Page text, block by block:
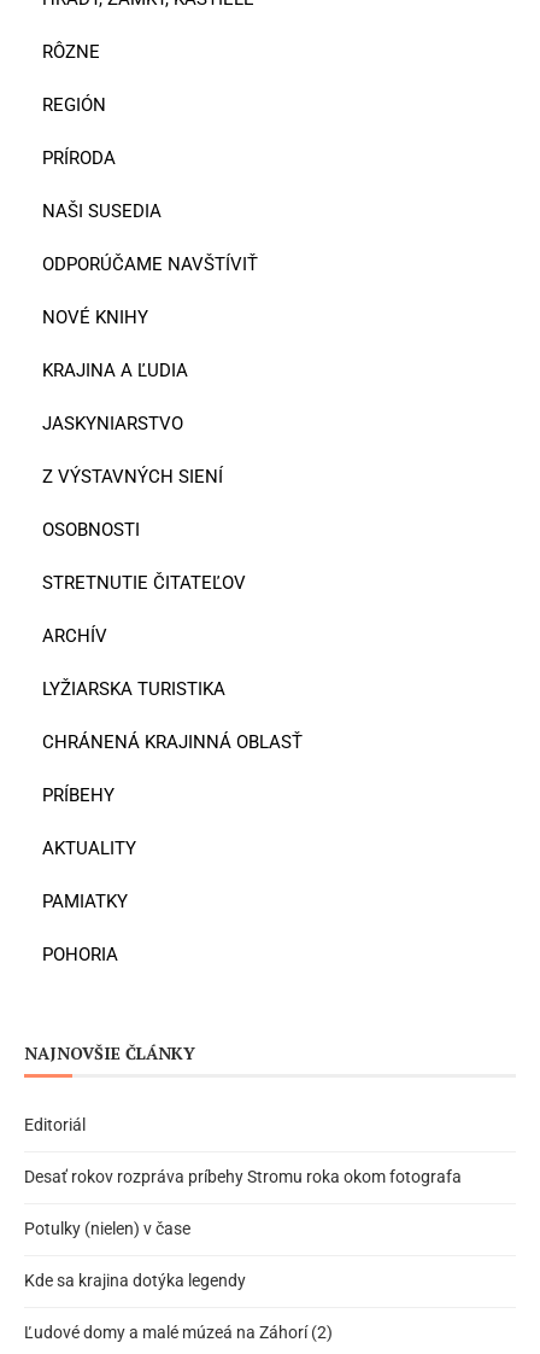
RÔZNE
REGIÓN
PRÍRODA
NAŠI SUSEDIA
ODPORÚČAME NAVŠTÍVIŤ
NOVÉ KNIHY
KRAJINA A ĽUDIA
JASKYNIARSTVO
Z VÝSTAVNÝCH SIENÍ
OSOBNOSTI
STRETNUTIE ČITATEĽOV
ARCHÍV
LYŽIARSKA TURISTIKA
CHRÁNENÁ KRAJINNÁ OBLASŤ
PRÍBEHY
AKTUALITY
PAMIATKY
POHORIA
NAJNOVŠIE ČLÁNKY
Editoriál
Desať rokov rozpráva príbehy Stromu roka okom fotografa
Potulky (nielen) v čase
Kde sa krajina dotýka legendy
Ľudové domy a malé múzeá na Záhorí (2)